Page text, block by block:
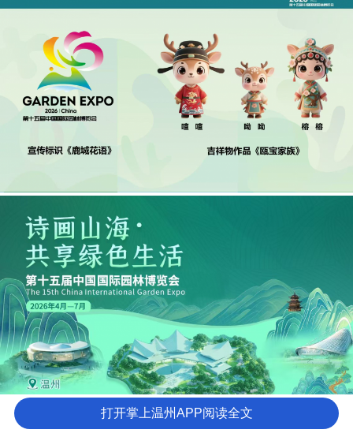
打开掌上温州APP阅读全文